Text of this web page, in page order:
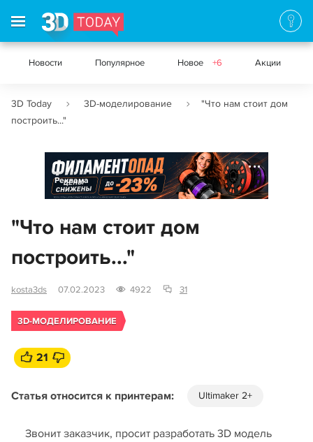
Новости Популярное Новое +6 Акции
3D Today 3D-моделирование
"Что нам стоит дом
построить..."
Реклама
"Что нам стоит дом
построить..."
kosta3ds 07.02.2023 4922 31
3D-МОДЕЛИРОВАНИЕ
21
Статья относится к принтерам: Ultimaker 2+
Звонит заказчик, просит разработать 3D модель